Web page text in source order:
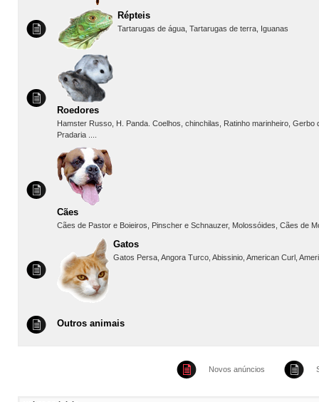
Répteis
Tartarugas de água, Tartarugas de terra, Iguanas
Roedores
Hamster Russo, H. Panda. Coelhos, chinchilas, Ratinho marinheiro, Gerbo
Pradaria ....
Cães
Cães de Pastor e Boieiros, Pinscher e Schnauzer, Molossóides, Cães de
Gatos
Gatos Persa, Angora Turco, Abissinio, American Curl,
Outros animais
Novos anúncios